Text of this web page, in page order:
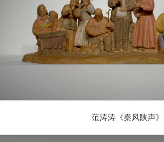
范涛涛《秦风陕声》